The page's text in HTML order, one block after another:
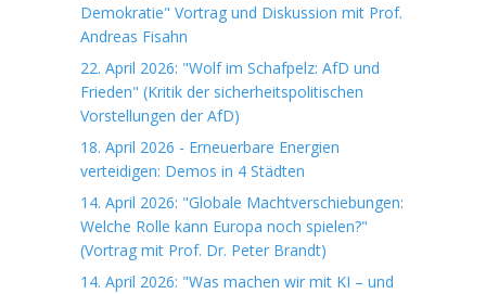
Demokratie" Vortrag und Diskussion mit Prof.
Andreas Fisahn
22. April 2026: "Wolf im Schafpelz: AfD und
Frieden" (Kritik der sicherheitspolitischen
Vorstellungen der AfD)
18. April 2026 - Erneuerbare Energien
verteidigen: Demos in 4 Städten
14. April 2026: "Globale Machtverschiebungen:
Welche Rolle kann Europa noch spielen?"
(Vortrag mit Prof. Dr. Peter Brandt)
14. April 2026: "Was machen wir mit KI – und